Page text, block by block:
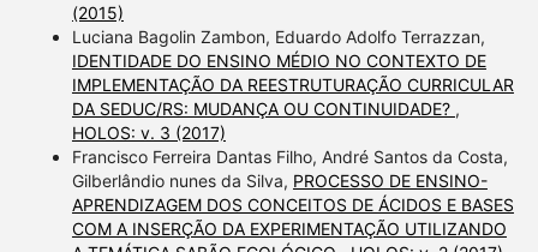
(2015)
Luciana Bagolin Zambon, Eduardo Adolfo Terrazzan,
IDENTIDADE DO ENSINO MÉDIO NO CONTEXTO DE
IMPLEMENTAÇÃO DA REESTRUTURAÇÃO CURRICULAR
DA SEDUC/RS: MUDANÇA OU CONTINUIDADE? ,
HOLOS: v. 3 (2017)
Francisco Ferreira Dantas Filho, André Santos da Costa,
Gilberlândio nunes da Silva, PROCESSO DE ENSINO-
APRENDIZAGEM DOS CONCEITOS DE ÁCIDOS E BASES
COM A INSERÇÃO DA EXPERIMENTAÇÃO UTILIZANDO